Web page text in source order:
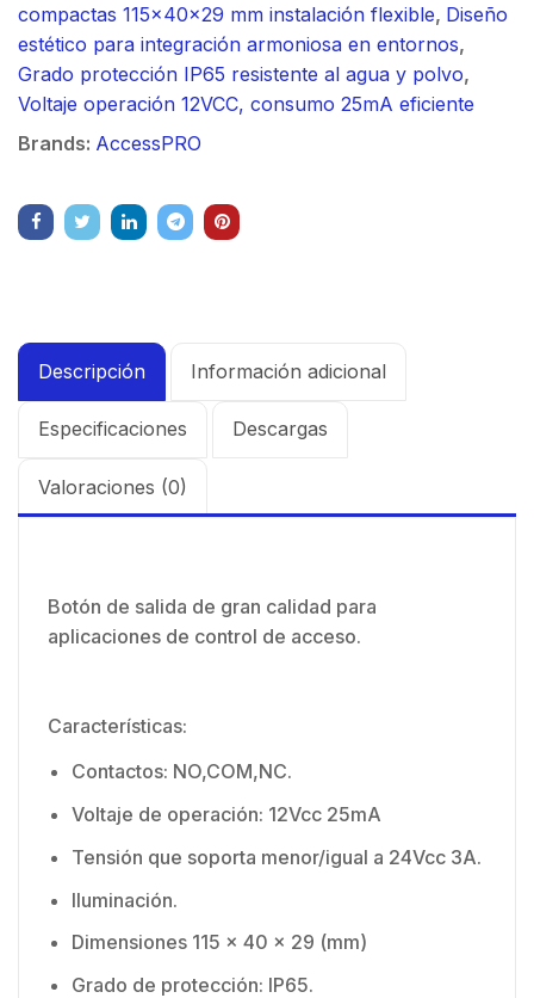
compactas 115x40x29 mm instalación flexible, Diseño
estético para integración armoniosa en entornos,
Grado protección IP65 resistente al agua y polvo,
Voltaje operación 12VCC, consumo 25mA eficiente
Brands: AccessPRO
Descripción Información adicional
Especificaciones Descargas
Valoraciones (0)
Botón de salida de gran calidad para
aplicaciones de control de acceso.
Características:
Contactos: NO,COM,NC.
Voltaje de operación: 12Vcc 25mA
Tensión que soporta menor/igual a 24Vcc 3A.
Iluminación.
Dimensiones 115 x 40 x 29 (mm)
Grado de protección: IP65.